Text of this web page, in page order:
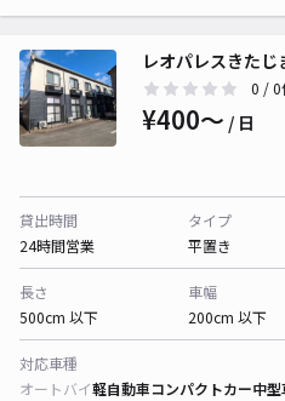
レオパレスきたじ
0 / 0
¥400〜 / 日
貸出時間
24時間営業
タイプ
平置き
長さ
500cm 以下
車幅
200cm 以下
対応車種
オートバイ軽自動車コンパクトカー中型